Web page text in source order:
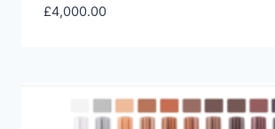
£4,000.00